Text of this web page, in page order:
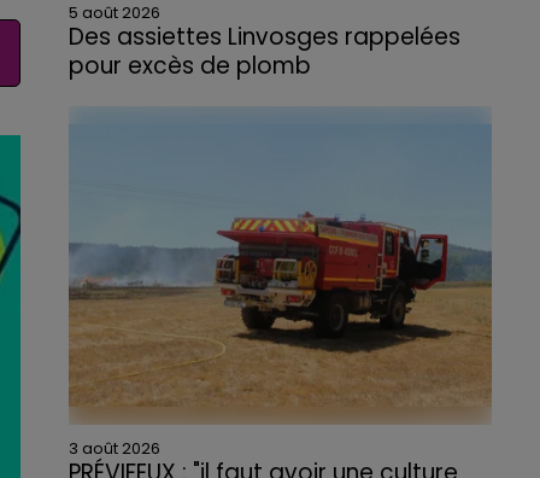
5 août 2026
Des assiettes Linvosges rappelées
pour excès de plomb
3 août 2026